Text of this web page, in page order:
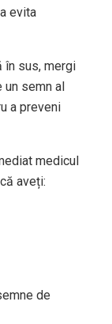
evita
în sus, mergi
un semn al
a preveni
medicul
aveți:
de